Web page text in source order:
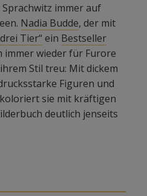
immer auf
Nadia Budde, der mit
Tier“ein Bestseller
immer wieder für Furore
Stil treu: Mit dickem
Figuren und
sie mit kräftigen
deutlich jenseits